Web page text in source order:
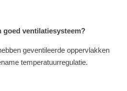
goed ventilatiesysteem?
geventileerde oppervlakken
temperatuurregulatie.